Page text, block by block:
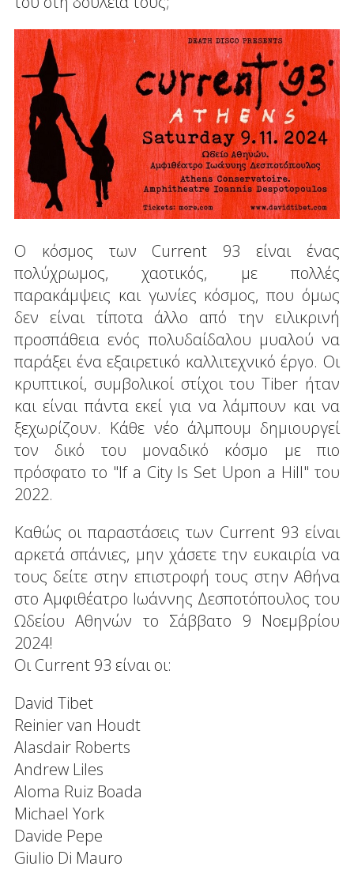
Ο κόσμος των Current 93 είναι ένας
πολύχρωμος, χαοτικός, με πολλές
παρακάμψεις και γωνίες κόσμος, που όμως
δεν είναι τίποτα άλλο από την ειλικρινή
προσπάθεια ενός πολυδαίδαλου μυαλού να
παράξει ένα εξαιρετικό καλλιτεχνικό έργο. Οι
κρυπτικοί, συμβολικοί στίχοι του Tiber ήταν
και είναι πάντα εκεί για να λάμπουν και να
ξεχωρίζουν. Κάθε νέο άλμπουμ δημιουργεί
τον δικό του μοναδικό κόσμο με πιο
πρόσφατο το "If a City Is Set Upon a Hill" του
2022.
Καθώς οι παραστάσεις των Current 93 είναι
αρκετά σπάνιες, μην χάσετε την ευκαιρία να
τους δείτε στην επιστροφή τους στην Αθήνα
στο Αμφιθέατρο Ιωάννης Δεσποτόπουλος του
Ωδείου Αθηνών το Σάββατο 9 Νοεμβρίου
2024!
Οι Current 93 είναι οι:
David Tibet
Reinier van Houdt
Alasdair Roberts
Andrew Liles
Aloma Ruiz Boada
Michael York
Davide Pepe
Giulio Di Mauro